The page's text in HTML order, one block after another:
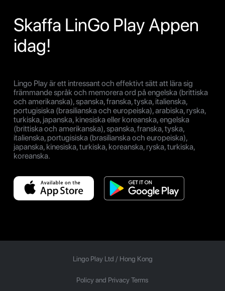
Skaffa LinGo Play Appen
idag!
Lingo Play är ett intressant och effektivt sätt att lära sig
främmande språk och memorera ord på engelska (brittiska
och amerikanska), spanska, franska, tyska, italienska,
portugisiska (brasilianska och europeiska), arabiska, ryska,
turkiska, japanska, kinesiska eller koreanska, engelska
(brittiska och amerikanska), spanska, franska, tyska,
italienska, portugisiska (brasilianska och europeiska),
japanska, kinesiska, turkiska, koreanska, ryska, turkiska,
koreanska.
Lingo Play Ltd / Hong Kong
Policy and Privacy Terms